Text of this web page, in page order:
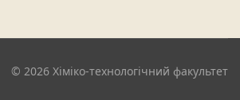
© 2026 Хіміко-технологічний факультет